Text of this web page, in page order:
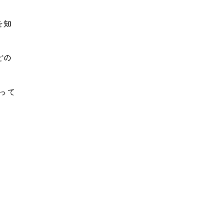
知
の
て